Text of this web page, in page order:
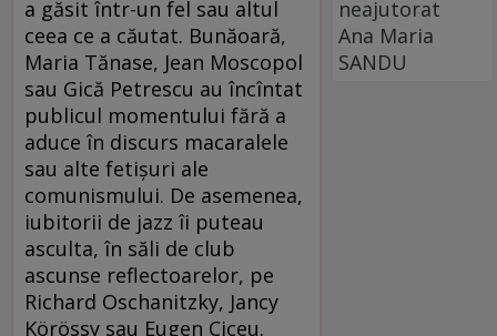
a găsit într-un fel sau altul
ceea ce a căutat. Bunăoară,
Maria Tănase, Jean Moscopol
sau Gică Petrescu au încîntat
publicul momentului fără a
aduce în discurs macaralele
sau alte fetişuri ale
comunismului. De asemenea,
iubitorii de jazz îi puteau
asculta, în săli de club
ascunse reflectoarelor, pe
Richard Oschanitzky, Jancy
Körössy sau Eugen Ciceu.
neajutorat
Ana Maria
SANDU